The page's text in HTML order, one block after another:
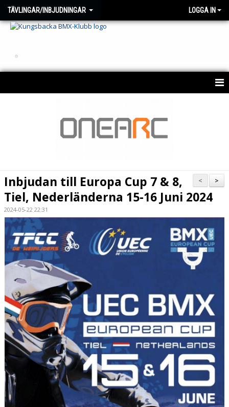
TÄVLINGAR/INBJUDNINGAR LOGGA IN
.
TÄVLINGSKALENDER
>
<
Inbjudan till Europa Cup 7 & 8,
Tiel, Nederländerna 15-16 Juni 2024
2024-05-22 22:31